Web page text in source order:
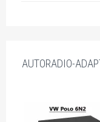
AUTORADIO-